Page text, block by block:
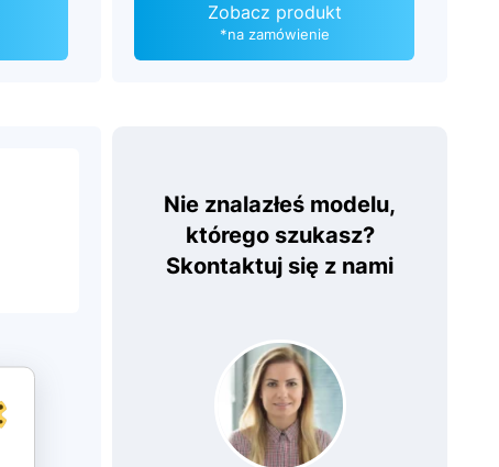
Zobacz produkt
*na zamówienie
Nie znalazłeś modelu,
którego szukasz?
Skontaktuj się z nami